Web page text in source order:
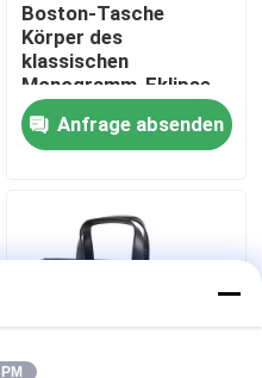
Boston-Tasche
Körper des
klassischen
Monogramm-Eklipse
LV-STADT KEEPALL
Taschen-
Jacquardwebstuhl-
Anfrage absenden